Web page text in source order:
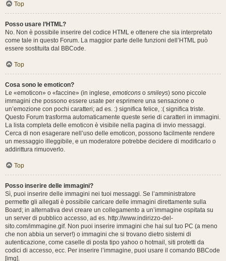
Top
Posso usare l’HTML?
No. Non è possibile inserire del codice HTML e ottenere che sia interpretato
come tale in questo Forum. La maggior parte delle funzioni dell’HTML può
essere sostituita dal BBCode.
Top
Cosa sono le emoticon?
Le «emoticon» o «faccine» (in inglese, emoticons o smileys) sono piccole
immagini che possono essere usate per esprimere una sensazione o
un’emozione con pochi caratteri; ad es. :) significa felice, :( significa triste.
Questo Forum trasforma automaticamente queste serie di caratteri in immagini.
La lista completa delle emoticon è visibile nella pagina di invio messaggi.
Cerca di non esagerare nell’uso delle emoticon, possono facilmente rendere
un messaggio illeggibile, e un moderatore potrebbe decidere di modificarlo o
addirittura rimuoverlo.
Top
Posso inserire delle immagini?
Sì, puoi inserire delle immagini nei tuoi messaggi. Se l’amministratore
permette gli allegati è possibile caricare delle immagini direttamente sulla
Board; in alternativa devi creare un collegamento a un’immagine ospitata su
un server di pubblico accesso, ad es. http://www.indirizzo-del-
sito.com/immagine.gif. Non puoi inserire immagini che hai sul tuo PC (a meno
che non abbia un server!) o immagini che si trovano dietro sistemi di
autenticazione, come caselle di posta tipo yahoo o hotmail, siti protetti da
codici di accesso, ecc. Per inserire l’immagine, puoi usare il comando BBCode
[img].